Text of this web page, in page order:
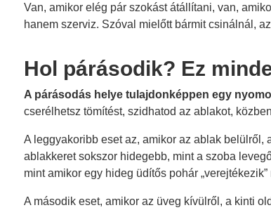
Van, amikor elég pár szokást átállítani, van,
hanem szerviz. Szóval mielőtt bármit csinálnál,
Hol párásodik? Ez
A párásodás helye tulajdonképpen egy
cserélhetsz tömítést, szidhatod az ablakot,
A leggyakoribb eset az, amikor az ablak
ablakkeret sokszor hidegebb, mint a szoba
mint amikor egy hideg üdítős pohár
A második eset, amikor az üveg kívülről, a kinti